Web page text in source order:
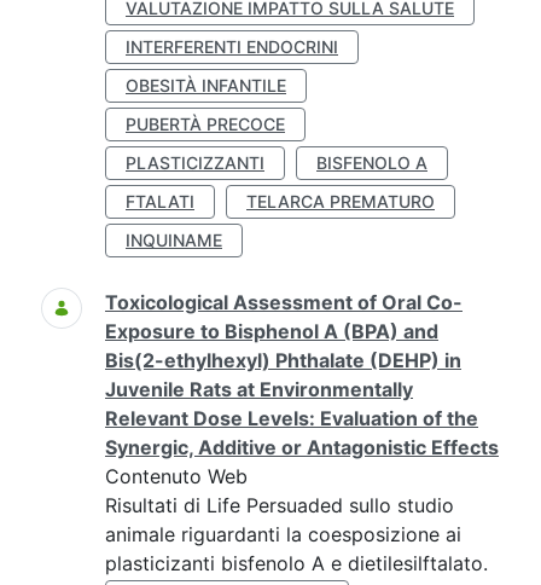
VALUTAZIONE IMPATTO SULLA SALUTE
INTERFERENTI ENDOCRINI
OBESITÀ INFANTILE
PUBERTÀ PRECOCE
PLASTICIZZANTI
BISFENOLO A
FTALATI
TELARCA PREMATURO
INQUINAME
Toxicological Assessment of Oral Co-
Exposure to Bisphenol A (BPA) and
Bis(2-ethylhexyl) Phthalate (DEHP) in
Juvenile Rats at Environmentally
Relevant Dose Levels: Evaluation of the
Synergic, Additive or Antagonistic Effects
Contenuto Web
Risultati di Life Persuaded sullo studio
animale riguardanti la coesposizione ai
plasticizanti bisfenolo A e dietilesilftalato.